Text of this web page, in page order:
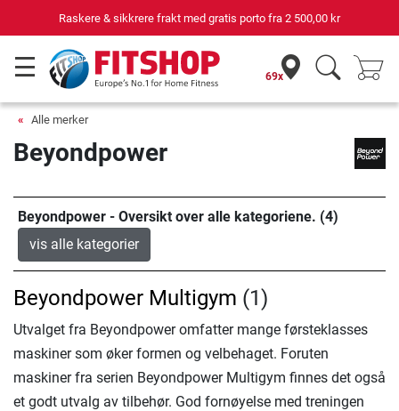
Raskere & sikkrere frakt med gratis porto fra 2 500,00 kr
69x
Alle merker
Beyondpower
Beyondpower - Oversikt over alle kategoriene. (4)
vis alle kategorier
Beyondpower Multigym (1)
Utvalget fra Beyondpower omfatter mange førsteklasses
maskiner som øker formen og velbehaget. Foruten
maskiner fra serien Beyondpower Multigym finnes det også
et godt utvalg av tilbehør. God fornøyelse med treningen